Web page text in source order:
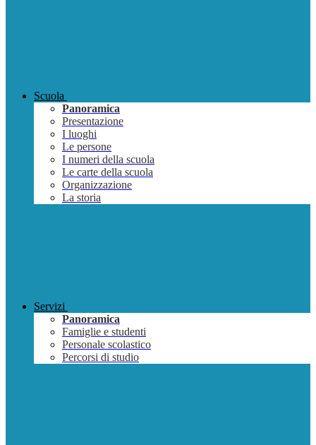
Scuola
Panoramica
Presentazione
I luoghi
Le persone
I numeri della scuola
Le carte della scuola
Organizzazione
La storia
Servizi
Panoramica
Famiglie e studenti
Personale scolastico
Percorsi di studio